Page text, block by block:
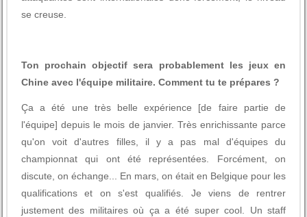
se creuse.
Ton prochain objectif sera probablement les jeux en
Chine avec l'équipe militaire. Comment tu te prépares ?
Ça a été une très belle expérience [de faire partie de
l'équipe] depuis le mois de janvier. Très enrichissante parce
qu'on voit d'autres filles, il y a pas mal d'équipes du
championnat qui ont été représentées. Forcément, on
discute, on échange... En mars, on était en Belgique pour les
qualifications et on s'est qualifiés. Je viens de rentrer
justement des militaires où ça a été super cool. Un staff